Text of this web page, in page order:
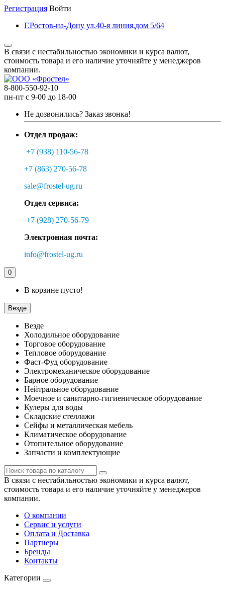
Регистрация Войти
Г.Ростов-на-Дону ул.40-я линия,дом 5/64
В связи с нестабильностью экономики и курса валют,
стоимость товара и его наличие уточняйте у менеджеров
компании.
8-800-550-92-10
пн-пт с 9-00 до 18-00
Не дозвонились? Заказ звонка!
Отдел продаж:
+7 (938) 110-56-78
+7 (863) 270-56-78
sale@frostel-ug.ru
Отдел сервиса:
+7 (928) 270-56-79
Электронная почта:
info@frostel-ug.ru
0
В корзине пусто!
Везде
Везде
Холодильное оборудование
Торговое оборудование
Тепловое оборудование
Фаст-Фуд оборудование
Электромеханическое оборудование
Барное оборудование
Нейтральное оборудование
Моечное и санитарно-гигиеническое оборудование
Кулеры для воды
Складские стеллажи
Сейфы и металлическая мебель
Климатическое оборудование
Отопительное оборудование
Запчасти и комплектующие
В связи с нестабильностью экономики и курса валют,
стоимость товара и его наличие уточняйте у менеджеров
компании.
О компании
Сервис и услуги
Оплата и Доставка
Партнеры
Бренды
Контакты
Категории